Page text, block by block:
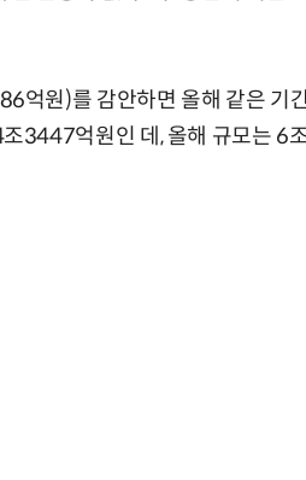
억원)를 감안하면 올해 같은 기
3447억원인 데, 올해 규모는 6